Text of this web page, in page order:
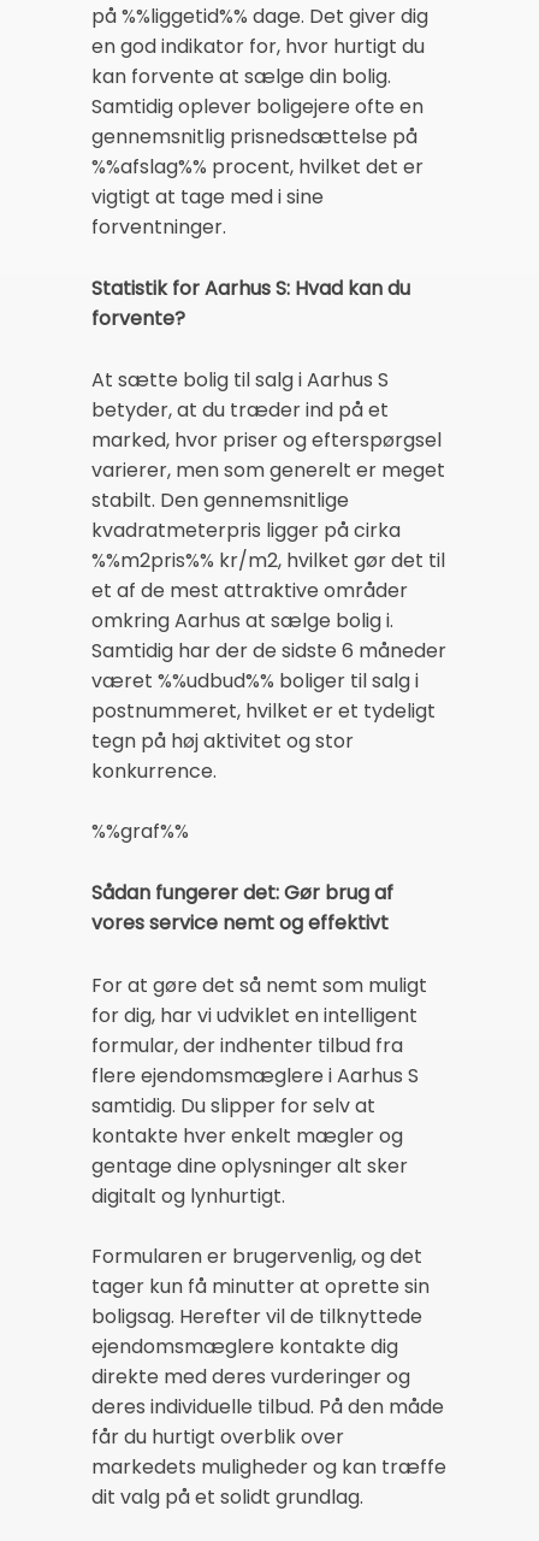
på %%liggetid%% dage. Det giver dig
en god indikator for, hvor hurtigt du
kan forvente at sælge din bolig.
Samtidig oplever boligejere ofte en
gennemsnitlig prisnedsættelse på
%%afslag%% procent, hvilket det er
vigtigt at tage med i sine
forventninger.
Statistik for Aarhus S: Hvad kan du
forvente?
At sætte bolig til salg i Aarhus S
betyder, at du træder ind på et
marked, hvor priser og efterspørgsel
varierer, men som generelt er meget
stabilt. Den gennemsnitlige
kvadratmeterpris ligger på cirka
%%m2pris%% kr/m2, hvilket gør det til
et af de mest attraktive områder
omkring Aarhus at sælge bolig i.
Samtidig har der de sidste 6 måneder
været %%udbud%% boliger til salg i
postnummeret, hvilket er et tydeligt
tegn på høj aktivitet og stor
konkurrence.
%%graf%%
Sådan fungerer det: Gør brug af
vores service nemt og effektivt
For at gøre det så nemt som muligt
for dig, har vi udviklet en intelligent
formular, der indhenter tilbud fra
flere ejendomsmæglere i Aarhus S
samtidig. Du slipper for selv at
kontakte hver enkelt mægler og
gentage dine oplysninger alt sker
digitalt og lynhurtigt.
Formularen er brugervenlig, og det
tager kun få minutter at oprette sin
boligsag. Herefter vil de tilknyttede
ejendomsmæglere kontakte dig
direkte med deres vurderinger og
deres individuelle tilbud. På den måde
får du hurtigt overblik over
markedets muligheder og kan træffe
dit valg på et solidt grundlag.